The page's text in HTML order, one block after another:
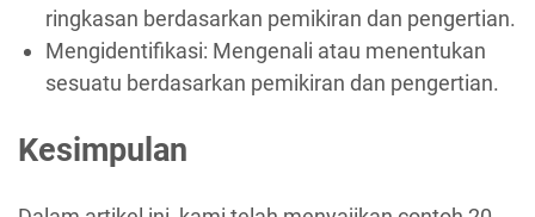
ringkasan berdasarkan pemikiran dan pengertian.
Mengidentifikasi: Mengenali atau menentukan
sesuatu berdasarkan pemikiran dan pengertian.
Kesimpulan